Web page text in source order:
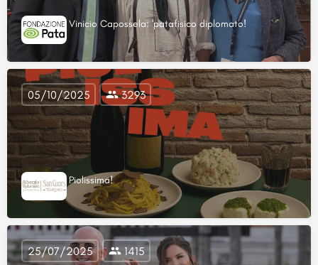
Vinicio Capossela: 'patafisico diplomato!
Piolissima!
05/10/2025 3293
25/07/2025 1415